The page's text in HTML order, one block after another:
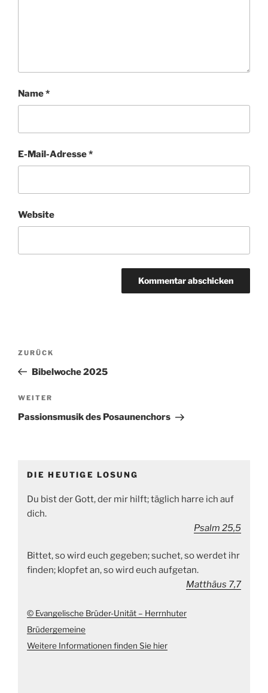
Name*
E-Mail-Adresse*
Website
Beitragsnavigation
Vorheriger
Beitrag
ZURÜCK
Bibelwoche 2025
Nächster
Beitrag
WEITER
Passionsmusik des Posaunenchors
DIE HEUTIGE LOSUNG
Du bist der Gott, der mir hilft; täglich harre ich auf
dich.
Psalm 25,5
Bittet, so wird euch gegeben; suchet, so werdet ihr
finden; klopfet an, so wird euch aufgetan.
Matthäus 7,7
© Evangelische Brüder-Unität – Herrnhuter
Brüdergemeine
Weitere Informationen finden Sie hier